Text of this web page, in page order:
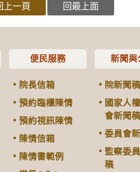
上一頁 回最上面
便民服務
院長信箱
預約臨櫃陳情
預約視訊陳情
陳情信箱
陳情書範例
新聞與
院新聞稿
國家人
會新聞稿
委員會
監察委
稿